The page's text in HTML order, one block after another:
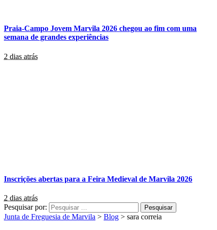
Praia-Campo Jovem Marvila 2026 chegou ao fim com uma
semana de grandes experiências
2 dias atrás
Inscrições abertas para a Feira Medieval de Marvila 2026
2 dias atrás
Pesquisar por:
Junta de Freguesia de Marvila > Blog > sara correia